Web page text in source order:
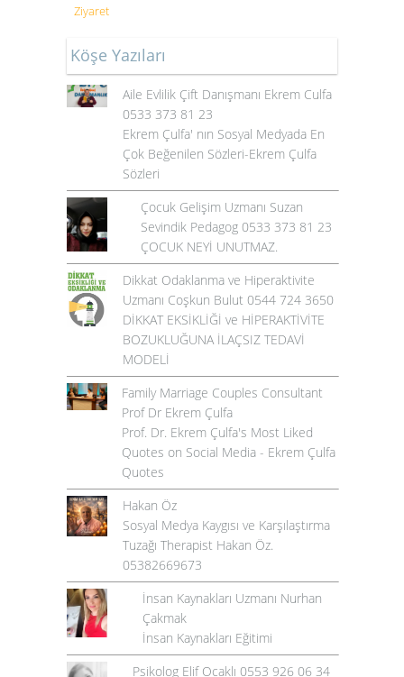
Ziyaret
Köşe Yazıları
Aile Evlilik Çift Danışmanı Ekrem Culfa
0533 373 81 23
Ekrem Çulfa' nın Sosyal Medyada En
Çok Beğenilen Sözleri-Ekrem Çulfa
Sözleri
Çocuk Gelişim Uzmanı Suzan
Sevindik Pedagog 0533 373 81 23
ÇOCUK NEYİ UNUTMAZ.
Dikkat Odaklanma ve Hiperaktivite
Uzmanı Coşkun Bulut 0544 724 3650
DİKKAT EKSİKLİĞİ ve HİPERAKTİVİTE
BOZUKLUĞUNA İLAÇSIZ TEDAVİ
MODELİ
Family Marriage Couples Consultant
Prof Dr Ekrem Çulfa
Prof. Dr. Ekrem Çulfa's Most Liked
Quotes on Social Media - Ekrem Çulfa
Quotes
Hakan Öz
Sosyal Medya Kaygısı ve Karşılaştırma
Tuzağı Therapist Hakan Öz.
05382669673
İnsan Kaynakları Uzmanı Nurhan
Çakmak
İnsan Kaynakları Eğitimi
Psikolog Elif Ocaklı 0553 926 06 34